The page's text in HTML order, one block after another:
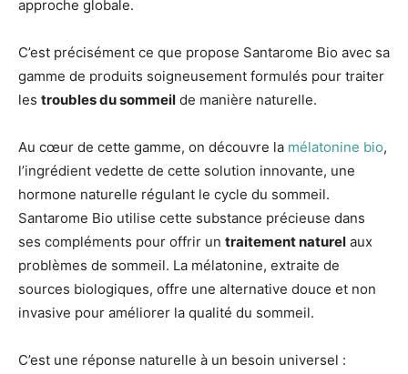
approche globale.
C’est précisément ce que propose Santarome Bio avec sa
gamme de produits soigneusement formulés pour traiter
les troubles du sommeil de manière naturelle.
Au cœur de cette gamme, on découvre la mélatonine bio,
l’ingrédient vedette de cette solution innovante, une
hormone naturelle régulant le cycle du sommeil.
Santarome Bio utilise cette substance précieuse dans
ses compléments pour offrir un traitement naturel aux
problèmes de sommeil. La mélatonine, extraite de
sources biologiques, offre une alternative douce et non
invasive pour améliorer la qualité du sommeil.
C’est une réponse naturelle à un besoin universel :